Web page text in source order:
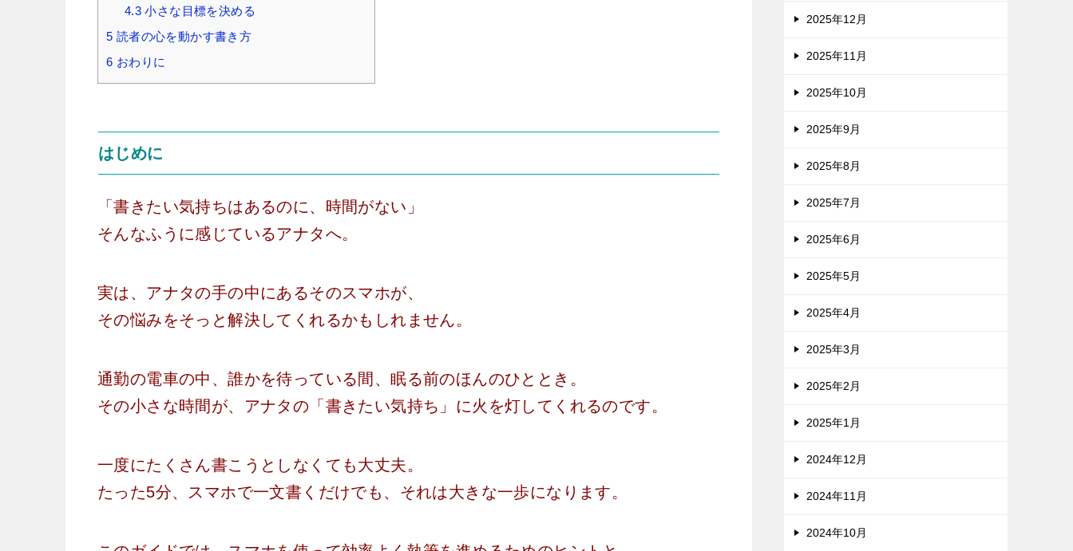
4.3 小さな目標を決める
5 読者の心を動かす書き方
6 おわりに
はじめに
「書きたい気持ちはあるのに、時間がない」
そんなふうに感じているアナタへ。
実は、アナタの手の中にあるそのスマホが、
その悩みをそっと解決してくれるかもしれません。
通勤の電車の中、誰かを待っている間、眠る前のほんのひととき。
その小さな時間が、アナタの「書きたい気持ち」に火を灯してくれるのです。
一度にたくさん書こうとしなくても大丈夫。
たった5分、スマホで一文書くだけでも、それは大きな一歩になります。
2025年12月
2025年11月
2025年10月
2025年9月
2025年8月
2025年7月
2025年6月
2025年5月
2025年4月
2025年3月
2025年2月
2025年1月
2024年12月
2024年11月
2024年10月